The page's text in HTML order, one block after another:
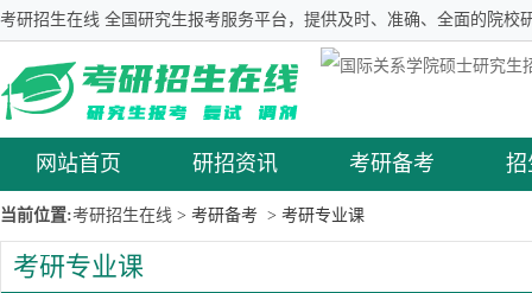
考研招生在线 全国研究生报考服务平台，提供及时、准确、全面的院校
网站首页 研招资讯 考研备考 招
当前位置:考研招生在线 > 考研备考 > 考研专业课
考研专业课